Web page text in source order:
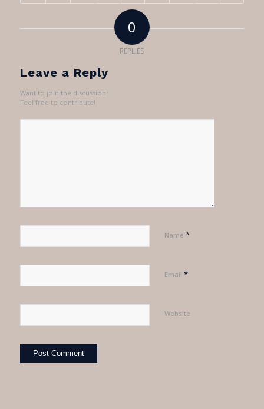
0
REPLIES
Leave a Reply
Want to join the discussion?
Feel free to contribute!
Name *
Email *
Website